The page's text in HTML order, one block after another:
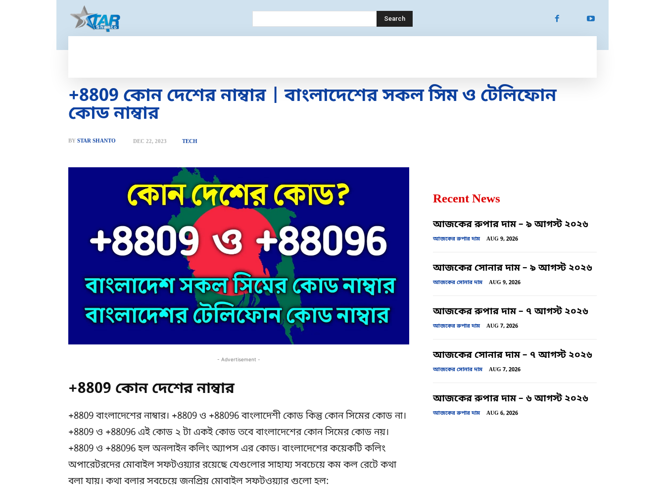
Search
+8809 কোন দেশের নাম্বার | বাংলাদেশের সকল সিম ও টেলিফোন
কোড নাম্বার
BY STAR SHANTO DEC 22, 2023 TECH
- Advertisement -
+8809 কোন দেশের নাম্বার
+8809 বাংলাদেশের নাম্বার। +8809 ও +88096 বাংলাদেশী কোড কিন্তু কোন সিমের কোড না।
+8809 ও +88096 এই কোড ২ টা একই কোড তবে বাংলাদেশের কোন সিমের কোড নয়।
+8809 ও +88096 হল অনলাইন কলিং অ্যাপস এর কোড। বাংলাদেশের কয়েকটি কলিং
অপারেটরদের মোবাইল সফটওয়্যার রয়েছে যেগুলোর সাহায্য সবচেয়ে কম কল রেটে কথা
বলা যায়। কথা বলার সবচেয়ে জনপ্রিয় মোবাইল সফটওয়্যার গুলো হল:
Recent News
আজকের রুপার দাম – ৯ আগস্ট ২০২৬
আজকের রুপার দাম AUG 9, 2026
আজকের সোনার দাম – ৯ আগস্ট ২০২৬
আজকের সোনার দাম AUG 9, 2026
আজকের রুপার দাম – ৭ আগস্ট ২০২৬
আজকের রুপার দাম AUG 7, 2026
আজকের সোনার দাম – ৭ আগস্ট ২০২৬
আজকের সোনার দাম AUG 7, 2026
আজকের রুপার দাম – ৬ আগস্ট ২০২৬
আজকের রুপার দাম AUG 6, 2026